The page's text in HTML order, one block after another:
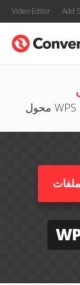
Video Editor Add